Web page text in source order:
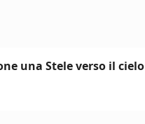
una Stele verso il cielo